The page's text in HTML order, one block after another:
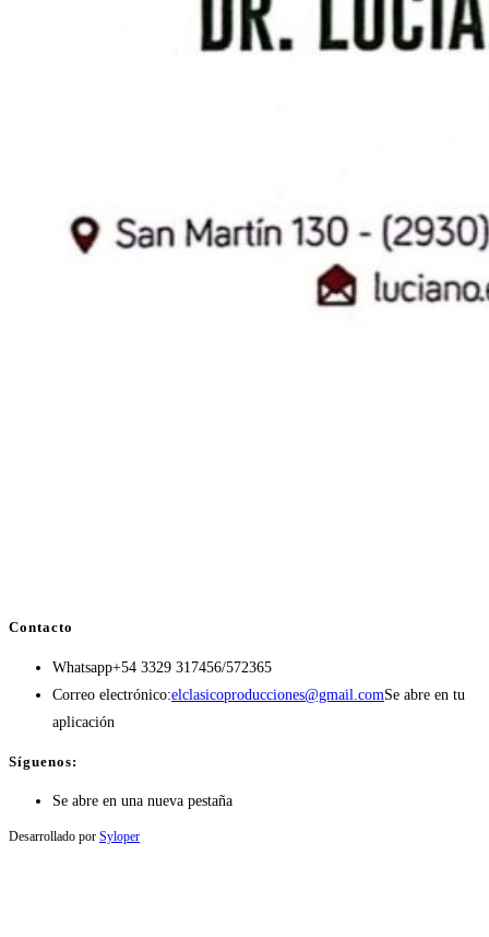
Contacto
Whatsapp+54 3329 317456/572365
Correo electrónico:elclasicoproducciones@gmail.comSe abre en tu
aplicación
Síguenos:
Se abre en una nueva pestaña
Desarrollado por Syloper